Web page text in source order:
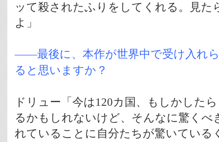
ッて殺されたふりをしてくれる。見た
よ」
――最後に、本作が世界中で受け入れ
ると思いますか？
ドリュー「今は120カ国、もしかした
るかもしれないけど、そんなに驚くべ
れていることに自分たちが驚いている